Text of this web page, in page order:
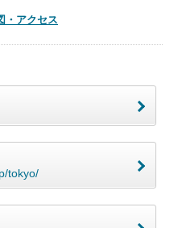
・アクセス
tokyo/